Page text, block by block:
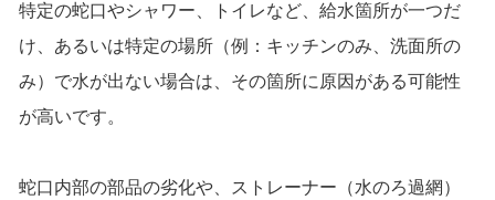
特定の蛇口やシャワー、トイレなど、給水箇所が一つだ
け、あるいは特定の場所（例：キッチンのみ、洗面所の
み）で水が出ない場合は、その箇所に原因がある可能性
が高いです。
蛇口内部の部品の劣化や、ストレーナー（水のろ過網）